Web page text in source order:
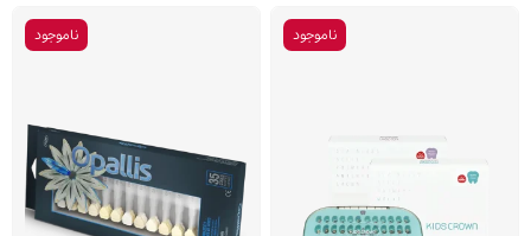
ناموجود ناموجود